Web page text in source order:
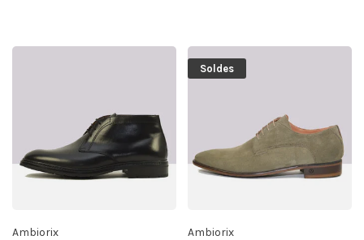
Ambiorix
Soldes
Ambiorix